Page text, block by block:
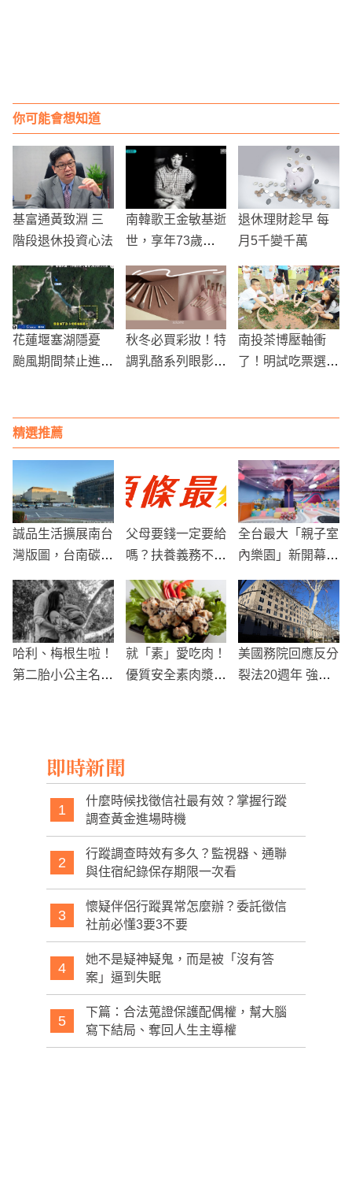
你可能會想知道
基富通黃致淵 三
階段退休投資心法
南韓歌王金敏基逝
世，享年73歲
與藝術巨擘
退休理財趁早 每
月5千變千萬
花蓮堰塞湖隱憂
颱風期間禁止進入
秋冬必買彩妝！特
調乳酪系列眼影幫
南投茶博壓軸衝
了！明試吃票選
精選推薦
誠品生活擴展南台
灣版圖，台南碳佐
旗艦店
父母要錢一定要給
嗎？扶養義務不是
全台最大「親子室
內樂園」新開幕！
幻光影展當網美
哈利、梅根生啦！
第二胎小公主名
就「素」愛吃肉！
優質安全素肉漿哪
美國務院回應反分
裂法20週年 強調
即時新聞
1
什麼時候找徵信社最有效？掌握行蹤
調查黃金進場時機
2
行蹤調查時效有多久？監視器、通聯
與住宿紀錄保存期限一次看
3
懷疑伴侶行蹤異常怎麼辦？委託徵信
社前必懂3要3不要
4
她不是疑神疑鬼，而是被「沒有答
案」逼到失眠
5
下篇：合法蒐證保護配偶權，幫大腦
寫下結局、奪回人生主導權